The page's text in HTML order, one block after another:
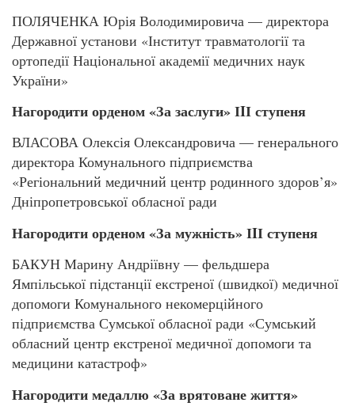
ПОЛЯЧЕНКА Юрія Володимировича — директора
Державної установи «Інститут травматології та
ортопедії Національної академії медичних наук
України»
Нагородити орденом «За заслуги» ІIІ ступеня
ВЛАСОВА Олексія Олександровича — генерального
директора Комунального підприємства
«Регіональний медичний центр родинного здоров’я»
Дніпропетровської обласної ради
Нагородити орденом «За мужність» ІIІ ступеня
БАКУН Марину Андріївну — фельдшера
Ямпільської підстанції екстреної (швидкої) медичної
допомоги Комунального некомерційного
підприємства Сумської обласної ради «Сумський
обласний центр екстреної медичної допомоги та
медицини катастроф»
Нагородити медаллю «За врятоване життя»